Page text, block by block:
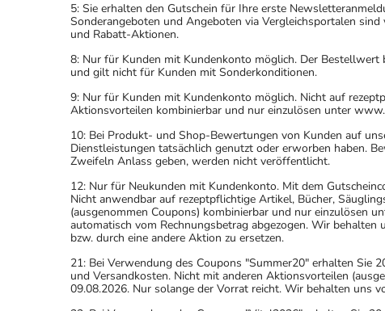
5: Sie erhalten den Gutschein für Ihre erste
Sonderangeboten und Angeboten via Vergleichsportalen
und Rabatt-Aktionen.
8: Nur für Kunden mit Kundenkonto möglich. Der
und gilt nicht für Kunden mit Sonderkonditionen.
9: Nur für Kunden mit Kundenkonto möglich. Nicht auf
Aktionsvorteilen kombinierbar und nur einzulösen unter
10: Bei Produkt- und Shop-Bewertungen von Kunden auf
Dienstleistungen tatsächlich genutzt oder erworben haben.
Zweifeln Anlass geben, werden nicht veröffentlicht.
12: Nur für Neukunden mit Kundenkonto. Mit dem
Nicht anwendbar auf rezeptpflichtige Artikel, Bücher,
(ausgenommen Coupons) kombinierbar und nur einzulösen
automatisch vom Rechnungsbetrag abgezogen. Wir
bzw. durch eine andere Aktion zu ersetzen.
21: Bei Verwendung des Coupons "Summer20" erhalten Sie
und Versandkosten. Nicht mit anderen Aktionsvorteilen
09.08.2026. Nur solange der Vorrat reicht. Wir behalten uns